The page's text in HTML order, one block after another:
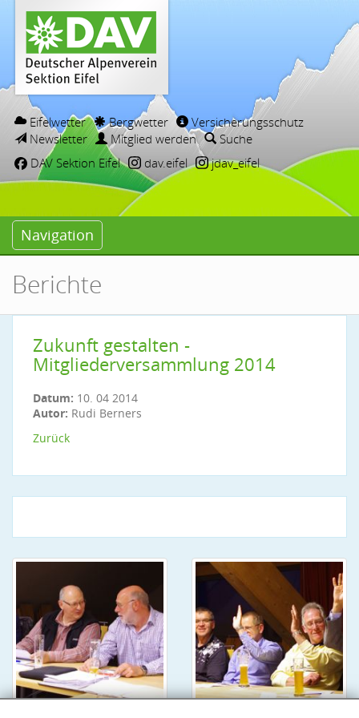
Eifelwetter Bergwetter
Versicherungsschutz
Newsletter
Mitglied werden
Suche
DAV Sektion Eifel
dav.eifel jdav_eifel
Navigation
Berichte
Zukunft gestalten -
Mitgliederversammlung 2014
Datum: 10. 04 2014
Autor: Rudi Berners
Zurück